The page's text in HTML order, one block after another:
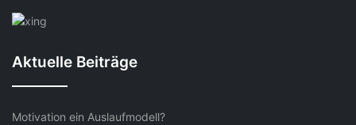
Aktuelle Beiträge
Motivation ein Auslaufmodell?